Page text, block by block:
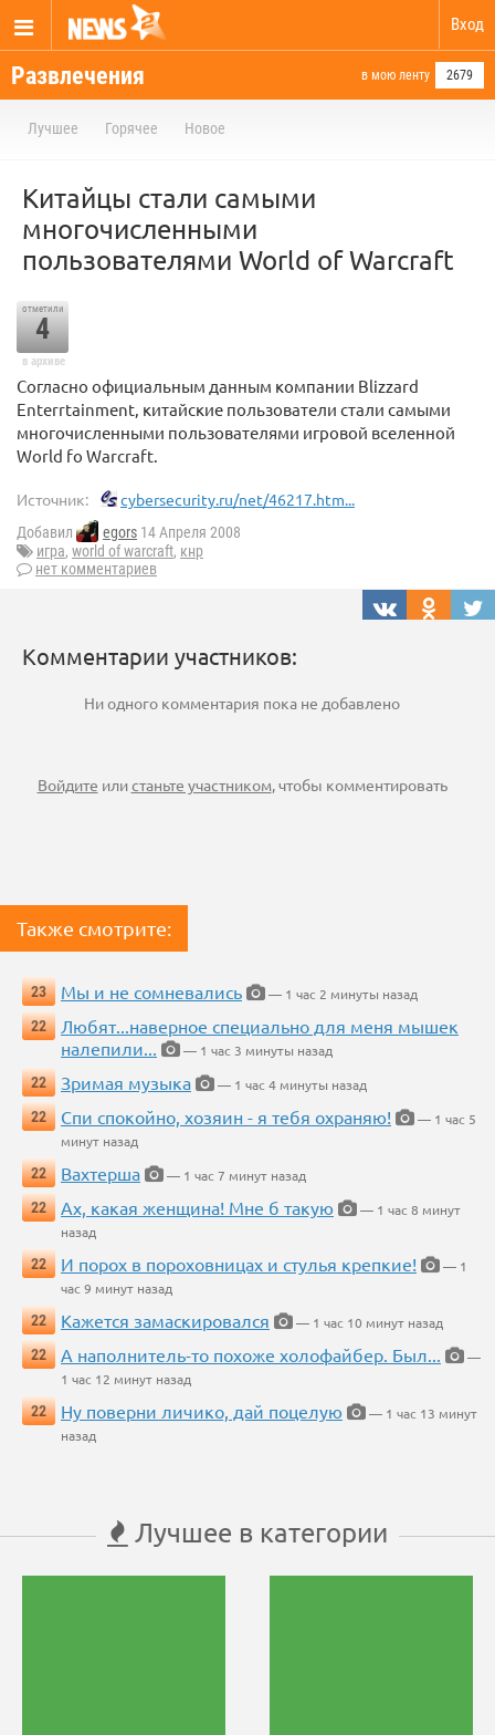
Вход
Развлечения в мою ленту 2679
Лучшее Горячее Новое
Китайцы стали самыми
многочисленными
пользователями World of Warcraft
отметили
4
в архиве
Согласно официальным данным компании Blizzard
Enterrtainment, китайские пользователи стали самыми
многочисленными пользователями игровой вселенной
World fo Warcraft.
Источник: cybersecurity.ru/net/46217.htm...
Добавил egors 14 Апреля 2008
игра, world of warcraft, кнр
нет комментариев
Комментарии участников:
Ни одного комментария пока не добавлено
Войдите илистаньте участником, чтобы комментировать
Также смотрите:
23 Мы и не сомневались
— 1 час 2 минуты назад
22
Любят...наверное специально для меня мышек
налепили...
— 1 час 3 минуты назад
22
Зримая музыка
— 1 час 4 минуты назад
22
Спи спокойно, хозяин - я тебя охраняю!
— 1 час 5
минут назад
22
Вахтерша
— 1 час 7 минут назад
22
Ах, какая женщина! Мне б такую
— 1 час 8 минут
назад
22
И порох в пороховницах и стулья крепкие!
— 1
час 9 минут назад
22
Кажется замаскировался
— 1 час 10 минут назад
22
А наполнитель-то похоже холофайбер. Был...
—
1 час 12 минут назад
22
Ну поверни личико, дай поцелую
— 1 час 13 минут
назад
Лучшее в категории